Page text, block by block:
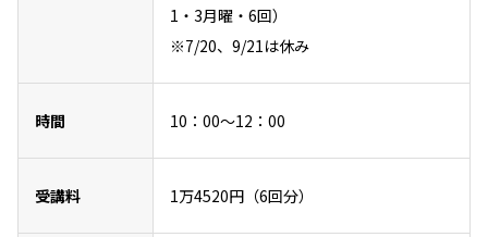
1・3月曜・6回）
※7/20、9/21は休み
時間 10：00～12：00
受講料 1万4520円（6回分）